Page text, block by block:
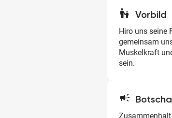
escalator_warning Vorbild
Hiro uns seine
gemeinsam
Muskelkraft
sein.
campaign
Zusammenhalt